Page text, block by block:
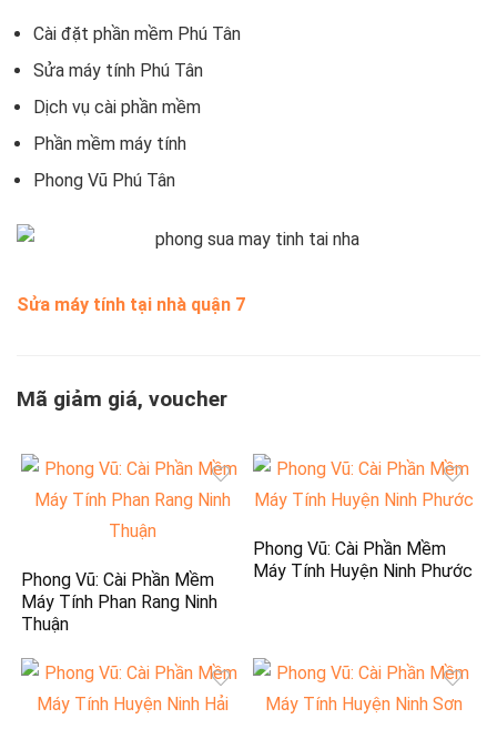
Cài đặt phần mềm Phú Tân
Sửa máy tính Phú Tân
Dịch vụ cài phần mềm
Phần mềm máy tính
Phong Vũ Phú Tân
Sửa máy tính tại nhà quận 7
Mã giảm giá, voucher
Phong Vũ: Cài Phần Mềm
Máy Tính Phan Rang Ninh
Thuận
Phong Vũ: Cài Phần Mềm
Máy Tính Huyện Ninh Phước